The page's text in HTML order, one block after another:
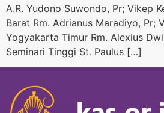
A.R. Yudono Suwondo, Pr; Vikep
Barat Rm. Adrianus Maradiyo, Pr;
Yogyakarta Timur Rm. Alexius
Seminari Tinggi St. Paulus […]